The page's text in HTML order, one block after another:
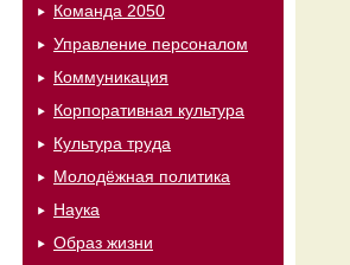
Команда 2050
Управление персоналом
Коммуникация
Корпоративная культура
Культура труда
Молодёжная политика
Наука
Образ жизни